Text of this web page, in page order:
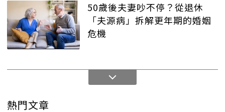
50歲後夫妻吵不停？從退休
「夫源病」拆解更年期的婚姻
危機
熱門文章